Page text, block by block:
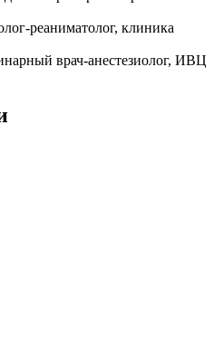
реаниматолог, клиника
врач-анестезиолог, ИВЦ